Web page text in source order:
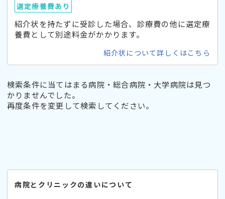
選定療養費あり
紹介状を持たずに受診した場合、診療費の他に選定療
養費として別途料金がかかります。
紹介状について詳しくはこちら
検索条件に当てはまる病院・総合病院・大学病院は見つ
かりませんでした。
再度条件を変更して検索してください。
病院とクリニックの違いについて